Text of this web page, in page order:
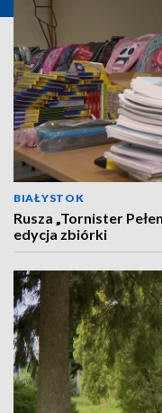
BIAŁYSTOK
Rusza „Tornister
edycja zbiórki